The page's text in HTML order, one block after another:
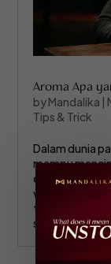
Aroma Apa
byMandalika
Tips & Trick
Dalam dunia
mampu
emosional
wanita,
tetapi juga
satu alasan...